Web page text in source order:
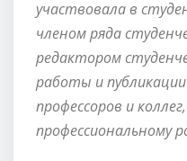
участвовала в
членом ряда
редактором
работы и
профессоров и
профессиональному